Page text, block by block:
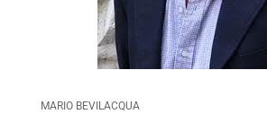
MARIO BEVILACQUA